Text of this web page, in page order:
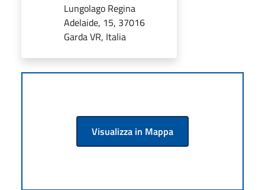
Lungolago Regina
Adelaide, 15, 37016
Garda VR, Italia
Visualizza in Mappa